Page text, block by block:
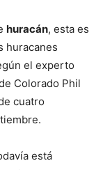
huracán, esta es
huracanes
el experto
Colorado Phil
cuatro
está